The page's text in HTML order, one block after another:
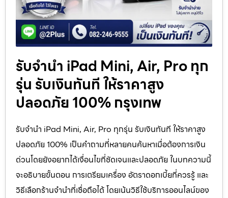
รับจำนำ iPad Mini, Air, Pro ทุก
รุ่น รับเงินทันที ให้ราคาสูง
ปลอดภัย 100% กรุงเทพ
รับจำนำ iPad Mini, Air, Pro ทุกรุ่น รับเงินทันที ให้ราคาสูง
ปลอดภัย 100% เป็นคำถามที่หลายคนค้นหาเมื่อต้องการเงิน
ด่วนโดยยังอยากได้เงื่อนไขที่ชัดเจนและปลอดภัย ในบทความนี้
จะอธิบายขั้นตอน การเตรียมเครื่อง อัตราดอกเบี้ยที่ควรรู้ และ
วิธีเลือกร้านจำนำที่เชื่อถือได้ โดยเน้นวิธีใช้บริการออนไลน์ของ